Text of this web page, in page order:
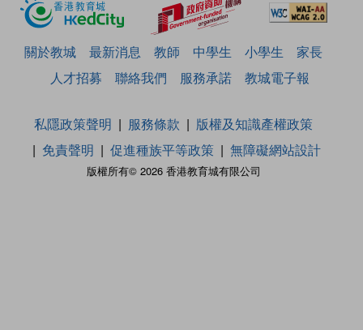
關於教城 最新消息 教師 中學生 小學生
家長
人才招募
聯絡我們 服務承諾 教城電子報
版權所有© 2026 香港教育城有限公司
私隱政策聲明 服務條款
版權及知識產權政策
免責聲明
促進種族平等政策 無障礙網站設計